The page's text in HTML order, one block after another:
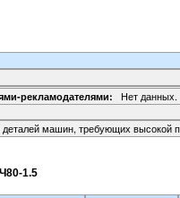
рекламодателями: Нет данных.
деталей машин, требующих высокой
1.5